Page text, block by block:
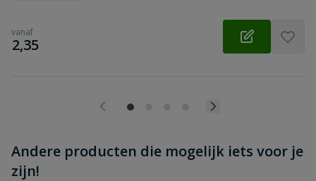
vanaf
€
2,35
Andere producten die mogelijk iets voor je
zijn!